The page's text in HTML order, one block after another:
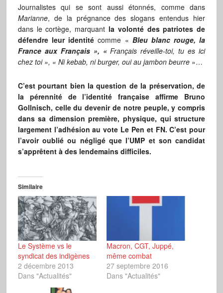
Journalistes qui se sont aussi étonnés, comme dans
Marianne, de la prégnance des slogans entendus hier
dans le cortège, marquant la volonté des patriotes de
défendre leur identité comme « Bleu blanc rouge, la
France aux Français », «Français réveille-toi, tu es ici
chez toi », « Ni kebab, ni burger, oui au jambon beurre»…
C’est pourtant bien la question de la préservation, de
la pérennité de l’identité française affirme Bruno
Gollnisch, celle du devenir de notre peuple, y compris
dans sa dimension première, physique, qui structure
largement l’adhésion au vote Le Pen et FN. C’est pour
l’avoir oublié ou négligé que l’UMP et son candidat
s’apprêtent à des lendemains difficiles.
Similaire
Le Système vs le
syndicat des indigènes
2 décembre 2013
Dans "Actualités"
Macron, CGT, Juppé,
même combat
27 septembre 2016
Dans "Actualités"